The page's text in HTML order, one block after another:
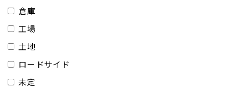
倉庫
工場
土地
ロードサイド
未定